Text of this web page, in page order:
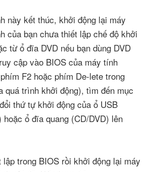
này kết thúc, khởi động lại máy
của bạn chưa thiết lập chế độ khởi
từ ổ đĩa DVD nếu bạn dùng DVD
cập vào BIOS của máy tính
F2 hoặc phím De-lete trong
quá trình khởi động), tìm đến mục
thứ tự khởi động của ổ USB
ổ đĩa quang (CD/DVD) lên
trong BIOS rồi khởi động lại máy